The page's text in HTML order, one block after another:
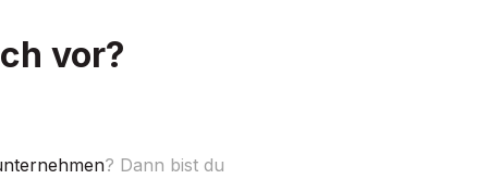
vor?
? Dann bist du